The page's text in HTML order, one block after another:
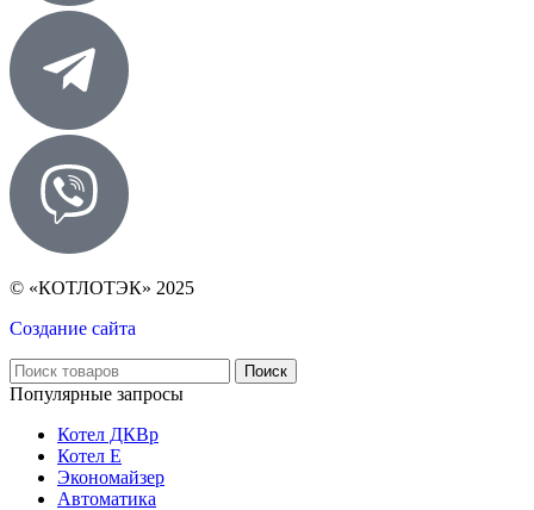
© «КОТЛОТЭК» 2025
Создание сайта
Поиск
Популярные запросы
Котел ДКВр
Котел Е
Экономайзер
Автоматика